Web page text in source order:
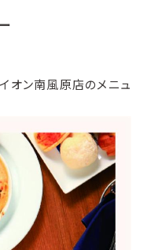
ン南風原店のメニュ